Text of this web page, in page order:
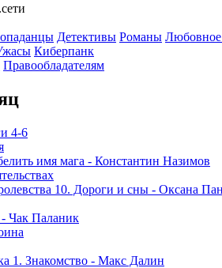
Детективы Романы Любовное
Киберпанк
Правообладателям
4-6
имя мага - Константин Назимов
10. Дороги и сны - Оксана
Чак Паланик
1. Знакомство - Макс Далин